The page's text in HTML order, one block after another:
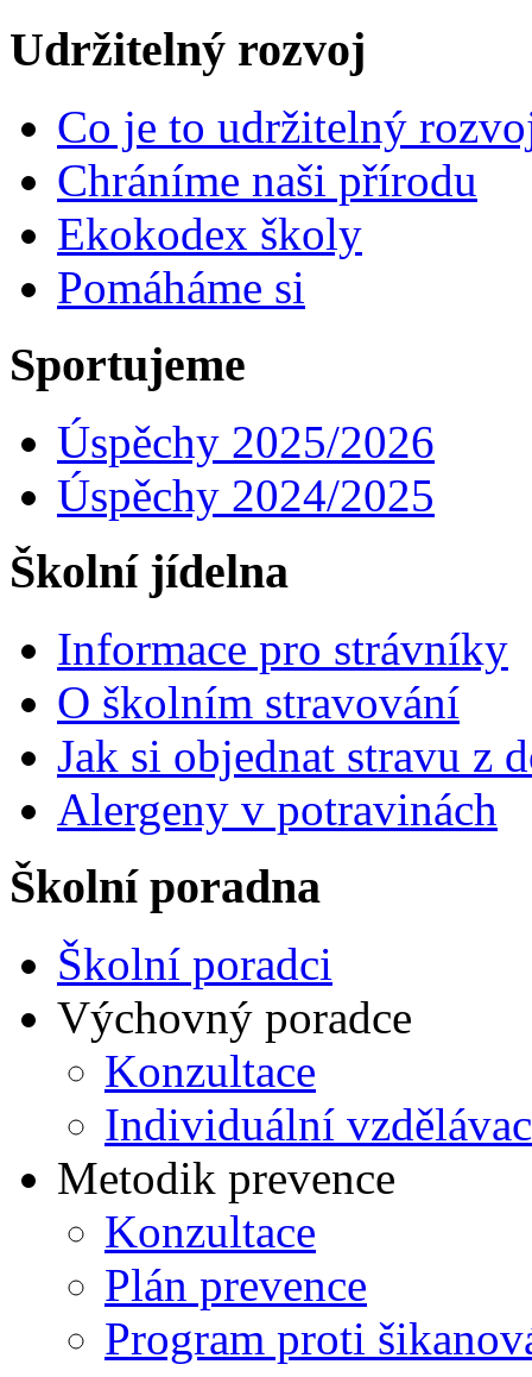
Udržitelný rozvoj
Co je to udržitelný
Chráníme naši přírodu
Ekokodex školy
Pomáháme si
Sportujeme
Úspěchy 2025/2026
Úspěchy 2024/2025
Školní jídelna
Informace pro strávníky
O školním stravování
Jak si objednat stravu z
Alergeny v potravinách
Školní poradna
Školní poradci
Výchovný poradce
Konzultace
Individuální
Metodik prevence
Konzultace
Plán prevence
Program proti